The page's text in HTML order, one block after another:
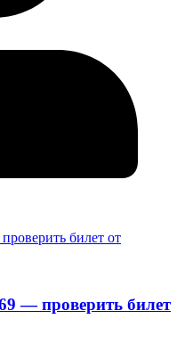
— проверить билет